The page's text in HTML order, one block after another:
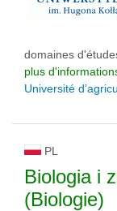
domaines
plus
Université
PL
Biologia i
(Biologie)